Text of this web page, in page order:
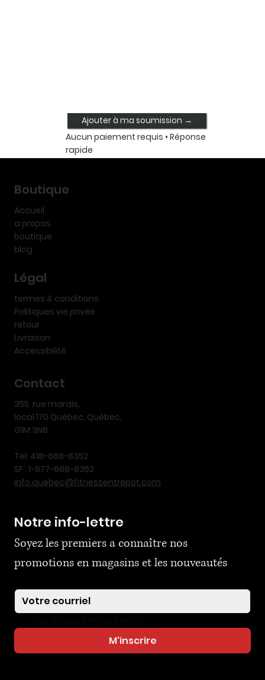
Ajouter à ma soumission →
Aucun paiement requis • Réponse
rapide
Boutique
Accueil
a propos
boutique
blog
Légal
termes & conditions
Politiques vie privée
retour
Livraison
Accessibilité
Contact
355, rue marais,
local 170 Québec, Québec,
G1M 3N8
Tel: 418-688-8352
SF : 1-877-688-8352
info.quebec@fitnessentrepot.com
Notre info-lettre
Soyez les premiers a connaître nos
promotions en magasins et les nouveautés
M'inscrire